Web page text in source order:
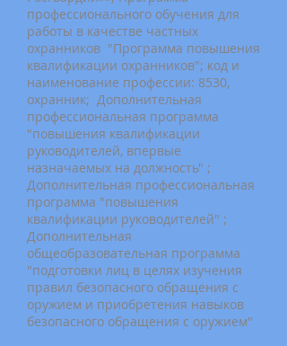
профессионального обучения для
работы в качестве частных
охранников "Программа повышения
квалификации охранников"; код и
наименование профессии: 8530,
охранник; Дополнительная
профессиональная программа
"повышения квалификации
руководителей, впервые
назначаемых на должность" ;
Дополнительная профессиональная
программа "повышения
квалификации руководителей" ;
Дополнительная
общеобразовательная программа
"подготовки лиц в целях изучения
правил безопасного обращения с
оружием и приобретения навыков
безопасного обращения с оружием"